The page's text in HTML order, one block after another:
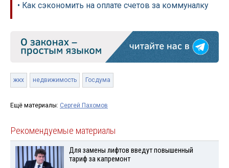
• Как сэкономить на оплате счетов за коммуналку
жкх недвижимость Госдума
Ещё материалы: Сергей Пахомов
Рекомендуемые материалы
Для замены лифтов введут повышенный
тариф за капремонт